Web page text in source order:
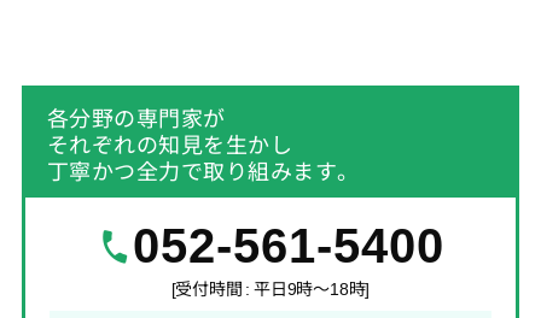
各分野の専門家が
それぞれの知見を生かし
丁寧かつ全力で取り組みます。
052-561-5400
[受付時間 : 平日9時～18時]